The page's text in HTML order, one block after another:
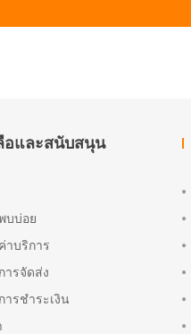
อและสนับสนุน
บบ่อย
าบริการ
ารจัดส่ง
ารชำระเงิน